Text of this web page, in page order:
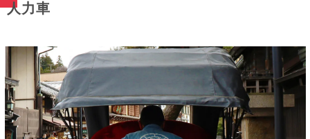
人力車